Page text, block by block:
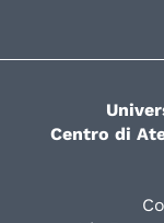
Centro di